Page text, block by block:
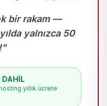
bir rakam —
yalnızca 50
yıllık ücrete